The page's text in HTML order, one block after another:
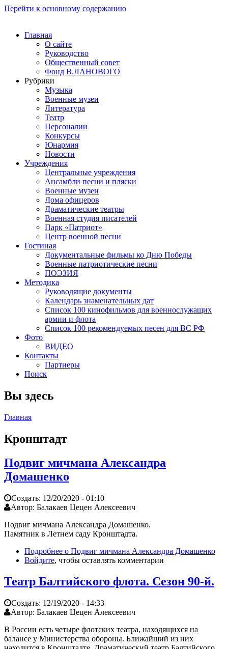
Перейти к основному содержанию
Главная
О сайте
Руководство
Общественный совет
Фонд В.ЛАНОВОГО
Рубрики
Музыка
Военные музеи
Литература
Театр
Персоналии
Конкурсы
Юнармия
Новости
Учреждения
Центральные учреждения
Ансамбли песни и пляски
Военные музеи
Дома офицеров
Драматические театры
Военная студия писателей
Парк «Патриот»
Центр военной песни
Гостиная
Документальные фильмы ко Дню Победы
Военные патриотические песни
ПОЭЗИЯ
Методика
Руководящие документы
Календарь знаменательных дат
Список 100 кинофильмов для военнослужащих
армии и флота
Список 100 рекомендуемых песен для ВС РФ
Фото
ВИДЕО
Контакты
Партнеры
Поиск
Вы здесь
Главная
Кронштадт
Подвиг мичмана Александра
Домашенко
Создать: 12/20/2020 - 01:10
Автор: Балакаев Цецен Алексеевич
Подвиг мичмана Александра Домашенко.
Памятник в Летнем саду Кронштадта.
Подробнее о Подвиг мичмана Александра Домашенко
Войдите, чтобы оставлять комментарии
Театр Балтийского флота. Сезон 90-й.
Создать: 12/19/2020 - 14:33
Автор: Балакаев Цецен Алексеевич
В России есть четыре флотских театра, находящихся на
балансе у Министерства обороны. Ближайший из них